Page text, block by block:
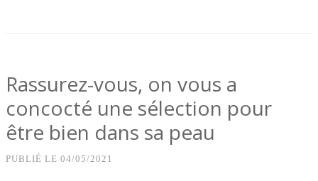
Rassurez-vous, on vous a
concocté une sélection pour
être bien dans sa peau
PUBLIÉ LE 04/05/2021